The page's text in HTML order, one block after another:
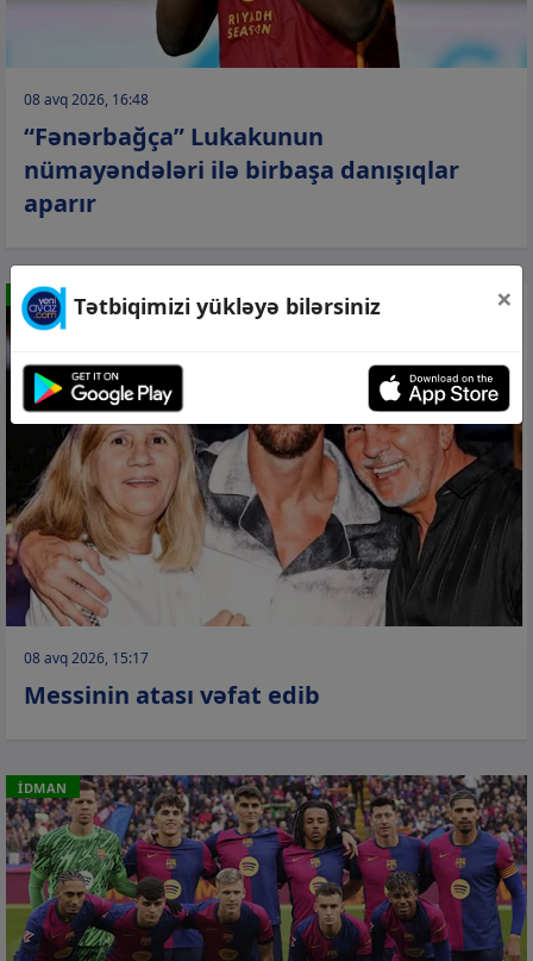
08 avq 2026, 16:48
“Fənərbağça” Lukakunun
nümayəndələri ilə birbaşa danışıqlar
aparır
İDMAN
08 avq 2026, 15:17
Messinin atası vəfat edib
İDMAN
Tətbiqimizi yükləyə bilərsiniz ×